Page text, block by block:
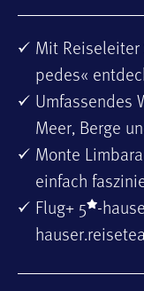
Mit
pedes«
Umfassendes
Meer, Berge
Monte
einfach
Flug+ 5 -